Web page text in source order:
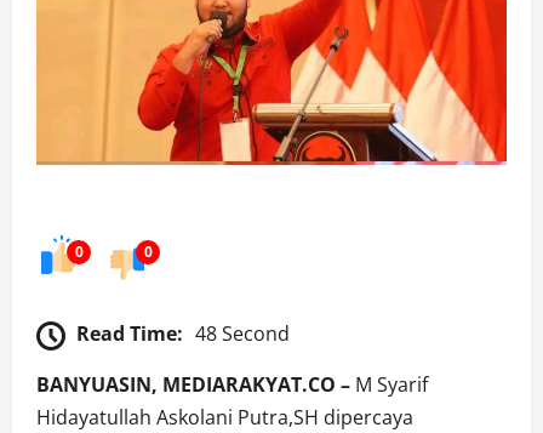
0 0
Read Time: 48 Second
BANYUASIN, MEDIARAKYAT.CO – M Syarif
Hidayatullah Askolani Putra,SH dipercaya